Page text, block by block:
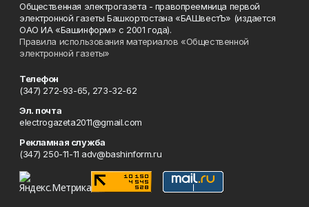
Общественная электрогазета - правопреемница первой
электронной газеты Башкортостана «БАШвестЪ» (издается
ОАО ИА «Башинформ» с 2001 года).
Правила использования материалов «Общественной
электронной газеты»
Телефон
(347) 272-93-65, 273-32-62
Эл. почта
electrogazeta2011@gmail.com
Рекламная служба
(347) 250-11-11 adv@bashinform.ru